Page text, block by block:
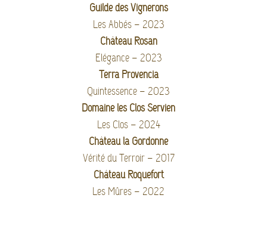
Guilde des Vignerons
Les Abbés– 2023
Château Rosan
Elégance – 2023
Terra Provencia
Quintessence – 2023
Domaine les Clos Servien
Les Clos – 2024
Château la Gordonne
Vérité du Terroir – 2017
Château Roquefort
Les Mûres – 2022